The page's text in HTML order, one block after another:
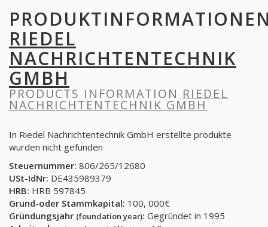
RIEDEL
NACHRICHTENTECHNIK
GMBH
PRODUCTS INFORMATION RIEDEL
NACHRICHTENTECHNIK GMBH
In Riedel Nachrichtentechnik GmbH erstellte produkte
wurden nicht gefunden
Steuernummer: 806/265/12680
USt-IdNr: DE435989379
HRB: HRB 597845
Grund-oder Stammkapital: 100, 000€
Gründungsjahr (foundation year): Gegründet in 1995